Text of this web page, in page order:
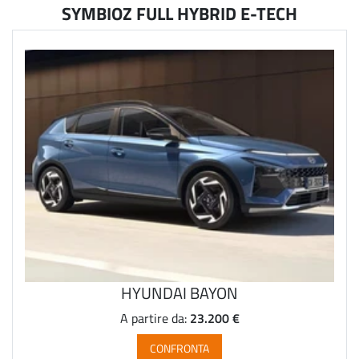
SYMBIOZ FULL HYBRID E-TECH
HYUNDAI BAYON
A partire da: 23.200 €
CONFRONTA